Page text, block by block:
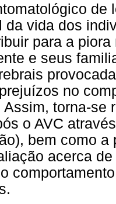
de
da vida dos
para a
e seus
no
Assim, torna-se
o AVC
bem como
acerca